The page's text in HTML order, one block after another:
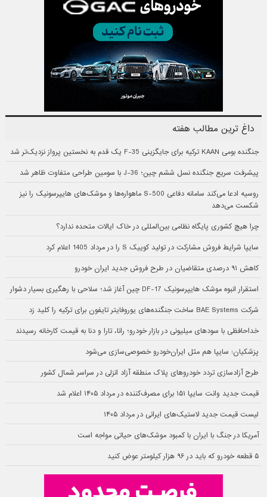
داغ ترین مطالب هفته
جنگنده بومی KAAN ترکیه برای جایگزینی F-35 یک قدم به نخستین پرواز نزدیک‌تر شد
پیشرفت سریع جنگنده نسل ششم چین؛ J-36 با سومین طراحی متفاوت ظاهر شد
روسیه ادعا می‌کند سامانه دفاعی S-500 ماهواره‌ها و موشک‌های هایپرسونیک را نیز
شکست می‌دهد
چرا هیچ کشوری پایگاه نظامی بین‌المللی در خاک ایالات متحده ندارد؟
سایپا شرایط فروش مشارکت در تولید کوییک S را در مرداد 1405 اعلام کرد
کاهش ۹۱ درصدی متقاضیان در طرح فروش جدید ایران خودرو
استقرار انبوه موشک هایپرسونیک DF-17 چین آغاز شد؛ سلاحی با رهگیری بسیار دشوار
شرکت BAE Systems ساخت جنگنده‌های یوروفایتر تایفون برای ترکیه را کلید زد
خداحافظی با سودهای میلیونی در بازار خودرو؛ رانا، تارا و دنا به قیمت کارخانه رسیدند
پزشکیان: سایپا هم مثل ایران‌خودرو خصوصی‌سازی می‌شود
طرح آزادسازی تردد خودروهای پلاک منطقه آزاد انزلی در سراسر شمال کشور
قیمت جدید وانت سایپا ۱۵۱ برای مصرف‌کننده در مرداد ۱۴۰۵ اعلام شد
لیست قیمت جدید لاستیک‌های ایرانی در مرداد ۱۴۰۵
آمریکا در جنگ با ایران با کمبود موشک‌های حیاتی مواجه است
۵ قطعه خودرو که باید در ۹۶ هزار کیلومتر عوض کنید